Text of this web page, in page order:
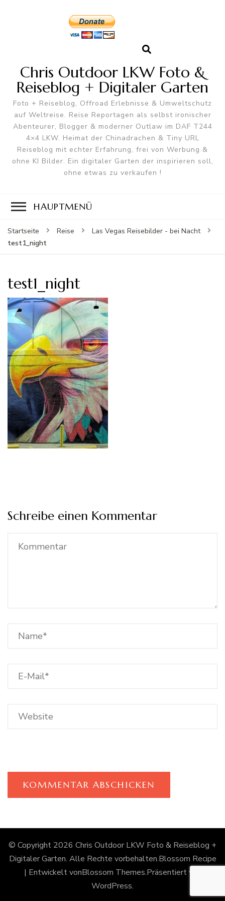
Chris Outdoor LKW Foto &
Reiseblog + Digitaler Garten
Foto + Reiseblog, Offroad Erlebnisse & Umweltschutz
auf Weltreise. Reise Reportagen als selbst ironischer
Abenteurer, Blogger & moderner Outlaw im DAF T244
4×4 LKW. Heimat der Chinadrachen & Tiny URL
Reiseblog mit echter Erfahrung, frei von Werbung &
ohne KI Bilder. Ein digitaler Garten der inspirieren soll,
ohne etwas zu verkaufen !
HAUPTMENÜ
Startseite Reise
Las Vegas Reisebilder - bei Nacht
test1_night
test1_night
Schreibe einen Kommentar
© Copyright 2026 Chris Outdoor LKW Foto & Reiseblog +
Digitaler Garten. Alle Rechte vorbehalten.Blossom Recipe
| Entwickelt vonBlossom Themes.Präsentiert von
WordPress.